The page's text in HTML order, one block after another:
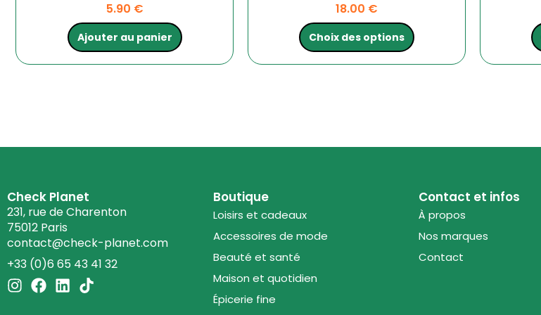
5.90 €
Ajouter au panier
18.00 €
Choix des options
Check Planet
231, rue de Charenton
75012 Paris
contact@check-planet.com
+33 (0)6 65 43 41 32
I
n
F
a
L
i
T
i
Boutique
Loisirs et cadeaux
Accessoires de mode
Beauté et santé
Maison et quotidien
Épicerie fine
Contact et infos
À propos
Nos marques
Contact